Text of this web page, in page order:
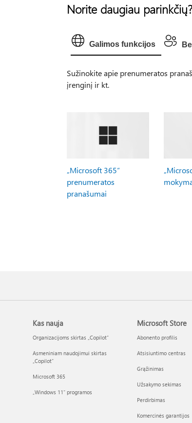
Norite daugiau parinkčių?
Galimos funkcijos
Sužinokite apie prenumeratos
įrenginį ir kt.
„Microsoft 365“
prenumeratos
pranašumai
Kas nauja
Organizacijoms skirtas „Copilot“
Asmeniniam naudojimui skirtas
„Copilot“
Microsoft 365
„Windows 11“ programos
Microsoft Store
Abonento profilis
Atsisiuntimo centras
Grąžinimas
Užsakymo sekimas
Perdirbimas
Komercinės garantijos